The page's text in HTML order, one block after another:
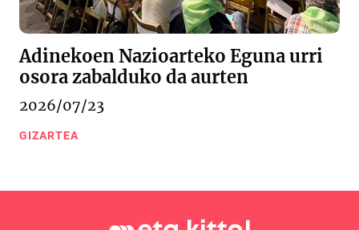
Adinekoen Nazioarteko Eguna urri
osora zabalduko da aurten
2026/07/23
GIZARTEA